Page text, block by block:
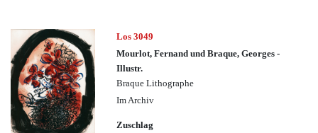
Los 3049
Mourlot, Fernand und Braque, Georges -
Illustr.
Braque Lithographe
Im Archiv
Zuschlag